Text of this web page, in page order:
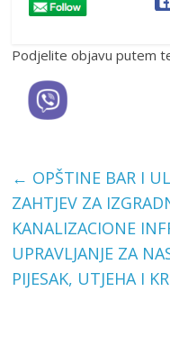
Podjelite objavu putem
← OPŠTINE BAR I
ZAHTJEV ZA
KANALIZACIONE
UPRAVLJANJE ZA
PIJESAK, UTJEHA I